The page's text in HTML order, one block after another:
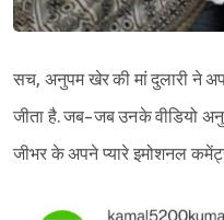
सच, अनुपम खेर की मां दुलारी ने
जीता है. जब-जब उनके वीडियो
जीभर के अपने प्यारे इमोशनल